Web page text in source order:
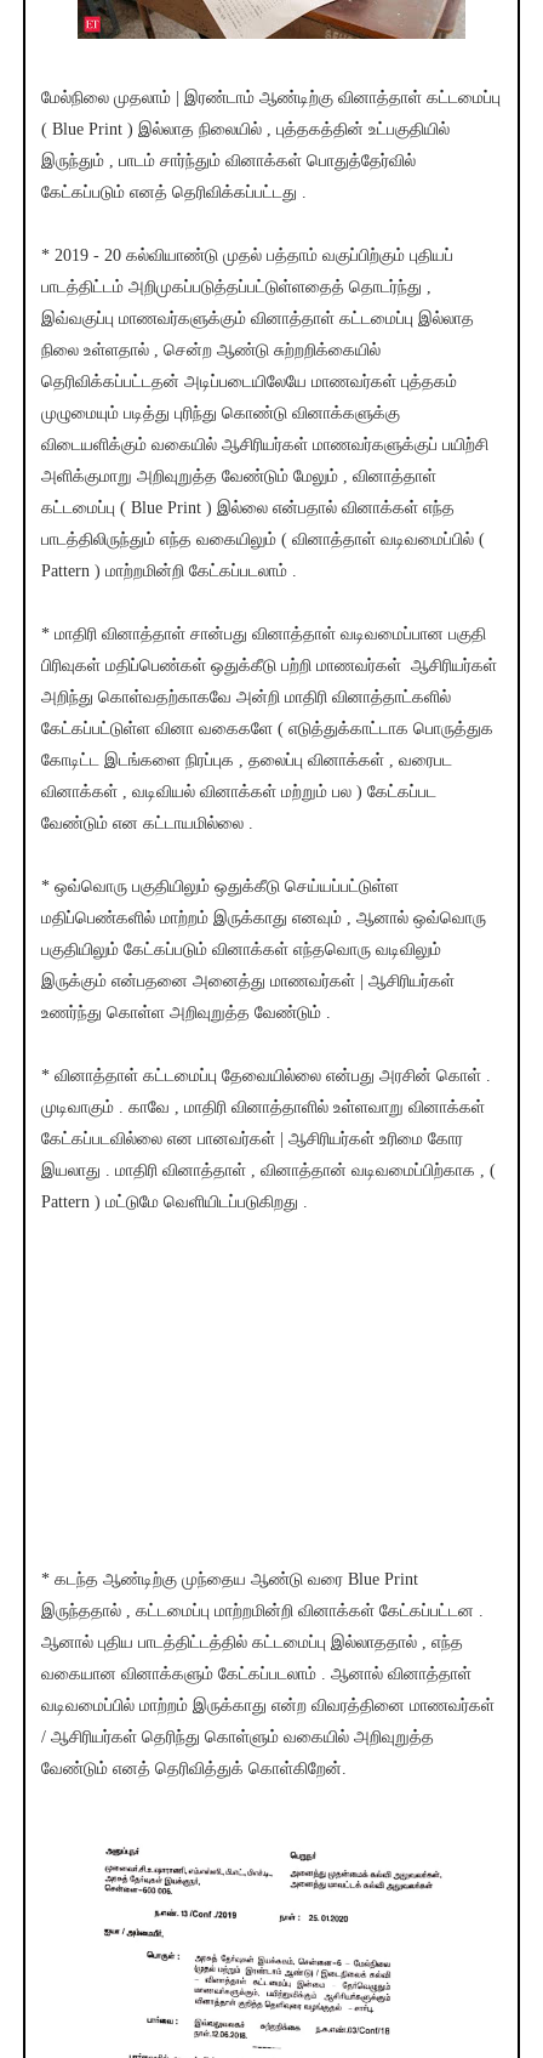
மேல்நிலை முதலாம் | இரண்டாம் ஆண்டிற்கு வினாத்தாள் கட்டமைப்பு
( Blue Print ) இல்லாத நிலையில் , புத்தகத்தின் உட்பகுதியில்
இருந்தும் , பாடம் சார்ந்தும் வினாக்கள் பொதுத்தேர்வில்
கேட்கப்படும் எனத் தெரிவிக்கப்பட்டது .
* 2019 - 20 கல்வியாண்டு முதல் பத்தாம் வகுப்பிற்கும் புதியப்
பாடத்திட்டம் அறிமுகப்படுத்தப்பட்டுள்ளதைத் தொடர்ந்து ,
இவ்வகுப்பு மாணவர்களுக்கும் வினாத்தாள் கட்டமைப்பு இல்லாத
நிலை உள்ளதால் , சென்ற ஆண்டு சுற்றறிக்கையில்
தெரிவிக்கப்பட்டதன் அடிப்படையிலேயே மாணவர்கள் புத்தகம்
முழுமையும் படித்து புரிந்து கொண்டு வினாக்களுக்கு
விடையளிக்கும் வகையில் ஆசிரியர்கள் மாணவர்களுக்குப் பயிற்சி
அளிக்குமாறு அறிவுறுத்த வேண்டும் மேலும் , வினாத்தாள்
கட்டமைப்பு ( Blue Print ) இல்லை என்பதால் வினாக்கள் எந்த
பாடத்திலிருந்தும் எந்த வகையிலும் ( வினாத்தாள் வடிவமைப்பில் (
Pattern ) மாற்றமின்றி கேட்கப்படலாம் .
* மாதிரி வினாத்தாள் சான்பது வினாத்தாள் வடிவமைப்பான பகுதி
பிரிவுகள் மதிப்பெண்கள் ஒதுக்கீடு பற்றி மாணவர்கள் ஆசிரியர்கள்
அறிந்து கொள்வதற்காகவே அன்றி மாதிரி வினாத்தாட்களில்
கேட்கப்பட்டுள்ள வினா வகைகளே ( எடுத்துக்காட்டாக பொருத்துக
கோடிட்ட இடங்களை நிரப்புக , தலைப்பு வினாக்கள் , வரைபட
வினாக்கள் , வடிவியல் வினாக்கள் மற்றும் பல ) கேட்கப்பட
வேண்டும் என கட்டாயமில்லை .
* ஒவ்வொரு பகுதியிலும் ஒதுக்கீடு செய்யப்பட்டுள்ள
மதிப்பெண்களில் மாற்றம் இருக்காது எனவும் , ஆனால் ஒவ்வொரு
பகுதியிலும் கேட்கப்படும் வினாக்கள் எந்தவொரு வடிவிலும்
இருக்கும் என்பதனை அனைத்து மாணவர்கள் | ஆசிரியர்கள்
உணர்ந்து கொள்ள அறிவுறுத்த வேண்டும் .
* வினாத்தாள் கட்டமைப்பு தேவையில்லை என்பது அரசின் கொள் .
முடிவாகும் . காவே , மாதிரி வினாத்தாளில் உள்ளவாறு வினாக்கள்
கேட்கப்படவில்லை என பானவர்கள் | ஆசிரியர்கள் உரிமை கோர
இயலாது . மாதிரி வினாத்தாள் , வினாத்தான் வடிவமைப்பிற்காக , (
Pattern ) மட்டுமே வெளியிடப்படுகிறது .
* கடந்த ஆண்டிற்கு முந்தைய ஆண்டு வரை Blue Print
இருந்ததால் , கட்டமைப்பு மாற்றமின்றி வினாக்கள் கேட்கப்பட்டன .
ஆனால் புதிய பாடத்திட்டத்தில் கட்டமைப்பு இல்லாததால் , எந்த
வகையான வினாக்களும் கேட்கப்படலாம் . ஆனால் வினாத்தாள்
வடிவமைப்பில் மாற்றம் இருக்காது என்ற விவரத்தினை மாணவர்கள்
/ ஆசிரியர்கள் தெரிந்து கொள்ளும் வகையில் அறிவுறுத்த
வேண்டும் எனத் தெரிவித்துக் கொள்கிறேன்.